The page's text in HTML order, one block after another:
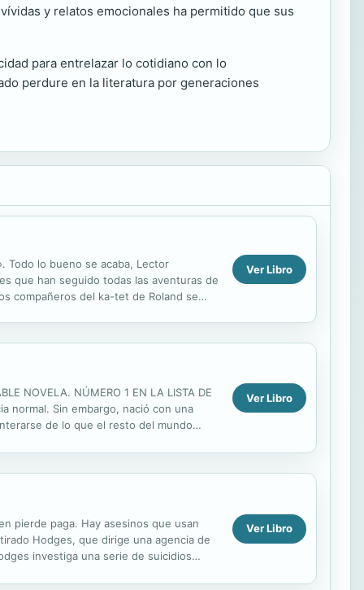
y relatos emocionales ha permitido que sus
para entrelazar lo cotidiano con lo
perdure en la literatura por generaciones
Todo lo bueno se acaba, Lector
que han seguido todas las aventuras de
compañeros del ka-tet de Roland se
Ver Libro
NOVELA. NÚMERO 1 EN LA LISTA DE
normal. Sin embargo, nació con una
de lo que el resto del mundo
Ver Libro
pierde paga. Hay asesinos que usan
Hodges, que dirige una agencia de
investiga una serie de suicidios
Ver Libro